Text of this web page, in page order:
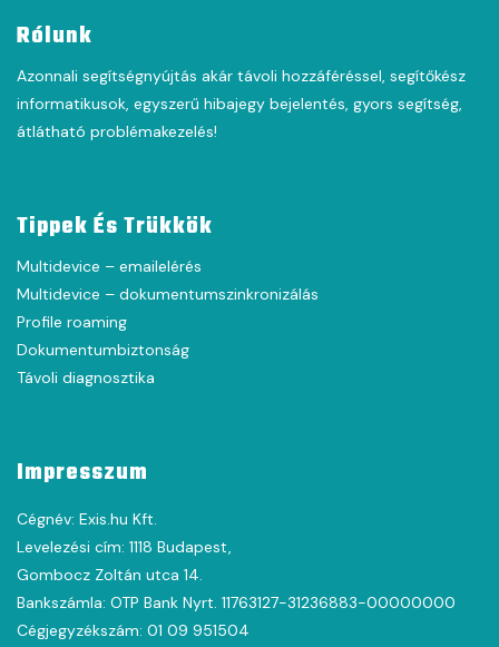
Rólunk
Azonnali segítségnyújtás akár távoli hozzáféréssel, segítőkész
informatikusok, egyszerű hibajegy bejelentés, gyors segítség,
átlátható problémakezelés!
Tippek És Trükkök
Multidevice – emailelérés
Multidevice – dokumentumszinkronizálás
Profile roaming
Dokumentumbiztonság
Távoli diagnosztika
Impresszum
Cégnév: Exis.hu Kft.
Levelezési cím: 1118 Budapest,
Gombocz Zoltán utca 14.
Bankszámla: OTP Bank Nyrt. 11763127-31236883-00000000
Cégjegyzékszám: 01 09 951504